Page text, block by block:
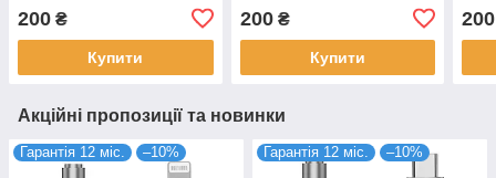
200 ₴
Купити
(CAJY000403)
200₴
Купити
200
Акційні пропозиції та новинки
Гарантія 12 міс. –10% Гарантія 12 міс. –10%